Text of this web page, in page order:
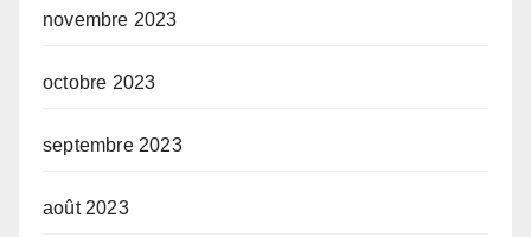
novembre 2023
octobre 2023
septembre 2023
août 2023